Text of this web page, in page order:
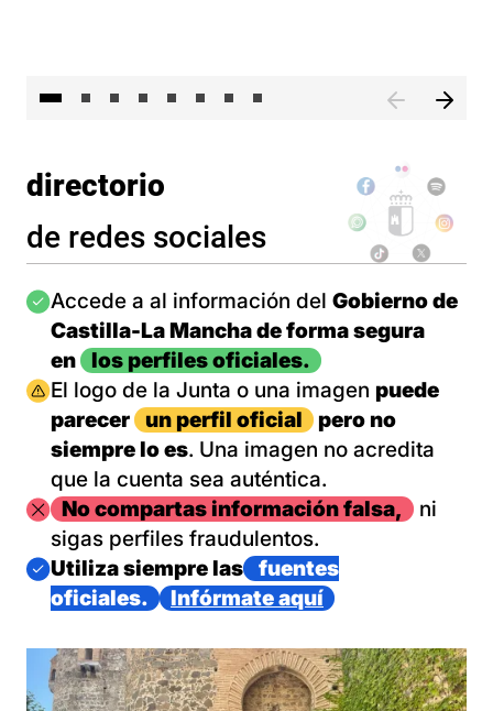
directorio
de redes sociales
Imagen
Accede a al información del Gobierno de
Castilla-La Mancha de forma segura
en
los perfiles oficiales.
Imagen
El logo de la Junta o una imagen puede
parecer
un perfil oficial
pero no
siempre lo es. Una imagen no acredita
que la cuenta sea auténtica.
ImagenNo compartas información falsa,
ni
sigas perfiles fraudulentos.
Imagen
Utiliza siempre las
fuentes
oficiales.
Infórmate aquí